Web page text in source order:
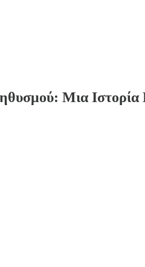
Μια Ιστορία